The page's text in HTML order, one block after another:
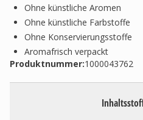
Ohne künstliche Aromen
Ohne künstliche Farbstoffe
Ohne Konservierungsstoffe
Aromafrisch verpackt
Produktnummer:1000043762